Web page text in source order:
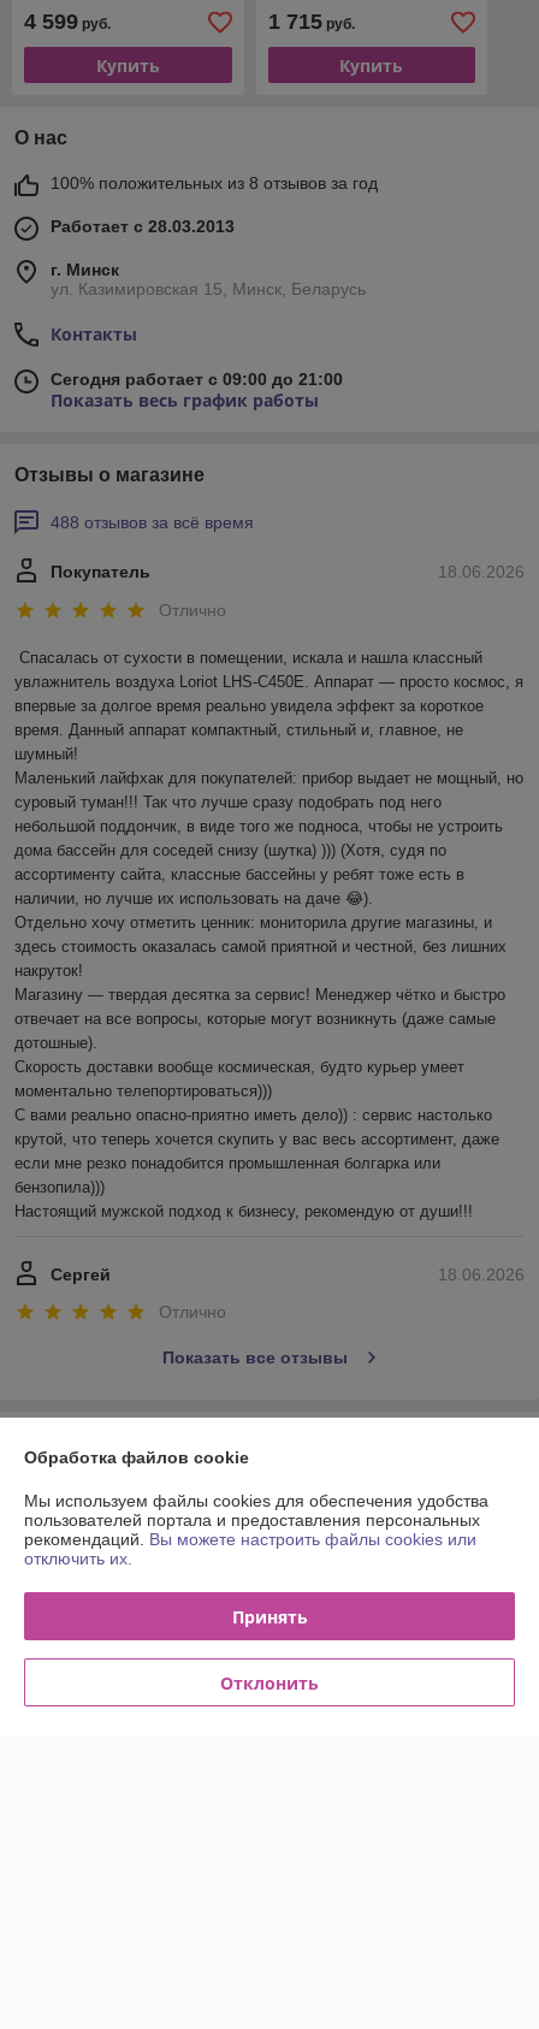
4 599 руб.
Купить
1 715руб.
Купить
О нас
100% положительных из 8 отзывов за год
Работает с 28.03.2013
г. Минск
ул. Казимировская 15, Минск, Беларусь
Контакты
Сегодня работает с 09:00 до 21:00
Показать весь график работы
Отзывы о магазине
488 отзывов за всё время
18.06.2026
Покупатель
Отлично
Спасалась от сухости в помещении, искала и нашла классный
увлажнитель воздуха Loriot LHS-C450E. Аппарат — просто космос, я
впервые за долгое время реально увидела эффект за короткое
время. Данный аппарат компактный, стильный и, главное, не
шумный!
Маленький лайфхак для покупателей: прибор выдает не мощный, но
суровый туман!!! Так что лучше сразу подобрать под него
небольшой поддончик, в виде того же подноса, чтобы не устроить
дома бассейн для соседей снизу (шутка) ))) (Хотя, судя по
ассортименту сайта, классные бассейны у ребят тоже есть в
наличии, но лучше их использовать на даче 😂).
Отдельно хочу отметить ценник: мониторила другие магазины, и
здесь стоимость оказалась самой приятной и честной, без лишних
накруток!
Магазину — твердая десятка за сервис! Менеджер чётко и быстро
отвечает на все вопросы, которые могут возникнуть (даже самые
дотошные).
Скорость доставки вообще космическая, будто курьер умеет
моментально телепортироваться)))
С вами реально опасно-приятно иметь дело)) : сервис настолько
крутой, что теперь хочется скупить у вас весь ассортимент, даже
если мне резко понадобится промышленная болгарка или
бензопила)))
Настоящий мужской подход к бизнесу, рекомендую от души!!!
18.06.2026
Сергей
Отлично
Показать все отзывы
Контакты
Доставка и оплата
Полная версия сайта
Обработка файлов cookie
Мы используем файлы cookies для обеспечения удобства
пользователей портала и предоставления персональных
рекомендаций. Вы можете настроить файлы cookies или
отключить их.
Принять
Отклонить